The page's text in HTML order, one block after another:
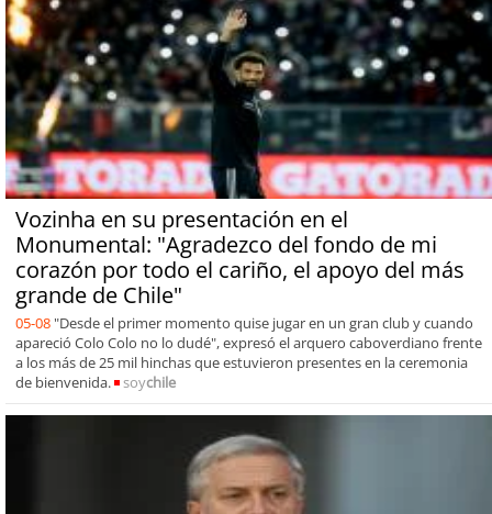
Vozinha en su presentación en el
Monumental: "Agradezco del fondo de mi
corazón por todo el cariño, el apoyo del más
grande de Chile"
05-08 "Desde el primer momento quise jugar en un gran club y cuando
apareció Colo Colo no lo dudé", expresó el arquero caboverdiano frente
a los más de 25 mil hinchas que estuvieron presentes en la ceremonia
de bienvenida.
soychile